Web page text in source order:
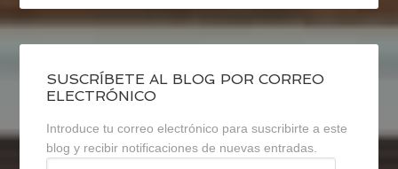
SUSCRÍBETE AL BLOG POR CORREO
ELECTRÓNICO
Introduce tu correo electrónico para suscribirte a este
blog y recibir notificaciones de nuevas entradas.